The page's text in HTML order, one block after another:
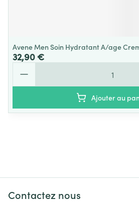
Avene Men Soin Hydratant A/age
32,90 €
Ajouter au
Contactez nous